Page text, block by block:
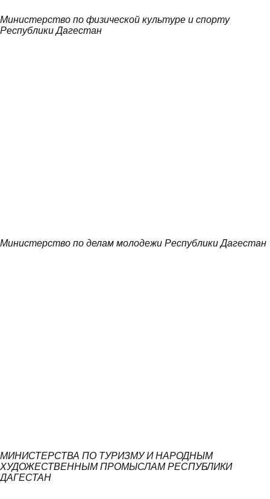
Министерство по физической культуре и спорту
Республики Дагестан
Министерство по делам молодежи Республики Дагестан
МИНИСТЕРСТВА ПО ТУРИЗМУ И НАРОДНЫМ
ХУДОЖЕСТВЕННЫМ ПРОМЫСЛАМ РЕСПУБЛИКИ
ДАГЕСТАН